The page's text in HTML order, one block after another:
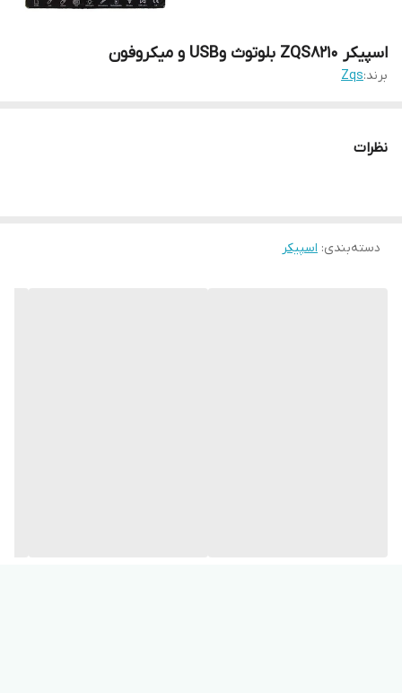
اسپیکر ZQS8210 بلوتوث وUSB و میکروفون
برند:Zqs
نظرات
دسته‌بندی: اسپیکر